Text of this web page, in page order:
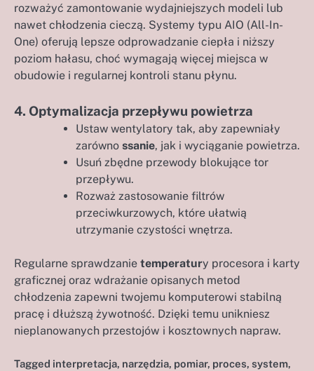
rozważyć zamontowanie wydajniejszych modeli lub
nawet chłodzenia cieczą. Systemy typu AIO (All-In-
One) oferują lepsze odprowadzanie ciepła i niższy
poziom hałasu, choć wymagają więcej miejsca w
obudowie i regularnej kontroli stanu płynu.
4. Optymalizacja przepływu powietrza
Ustaw wentylatory tak, aby zapewniały
zarówno ssanie, jak i wyciąganie powietrza.
Usuń zbędne przewody blokujące tor
przepływu.
Rozważ zastosowanie filtrów
przeciwkurzowych, które ułatwią
utrzymanie czystości wnętrza.
Regularne sprawdzanie temperatury procesora i karty
graficznej oraz wdrażanie opisanych metod
chłodzenia zapewni twojemu komputerowi stabilną
pracę i dłuższą żywotność. Dzięki temu unikniesz
nieplanowanych przestojów i kosztownych napraw.
Tagged interpretacja, narzędzia, pomiar, proces, system,